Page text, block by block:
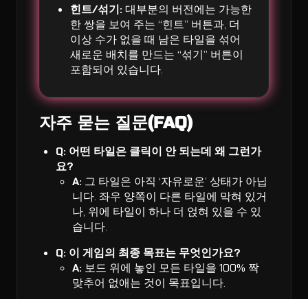
힌트/섞기: 대부분의 버전에는 가능한
한 쌍을 보여 주는 “힌트” 버튼과, 더
이상 수가 없을 때 남은 타일을 섞어
새로운 배치를 만드는 “섞기” 버튼이
포함되어 있습니다.
자주 묻는 질문(FAQ)
Q: 어떤 타일은 클릭이 안 되는데 왜 그런가
요?
A: 그 타일은 아직 ‘자유로운’ 상태가 아닙
니다. 좌우 양쪽이 다른 타일에 막혀 있거
나, 위에 타일이 하나 더 얹혀 있을 수 있
습니다.
Q: 이 게임의 최종 목표는 무엇인가요?
A: 보드 위에 놓인 모든 타일을 100% 짝
맞추어 없애는 것이 목표입니다.